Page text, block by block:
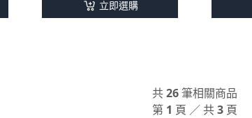
立即選購
共26筆相關商品
第 1 頁 ／ 共3 頁